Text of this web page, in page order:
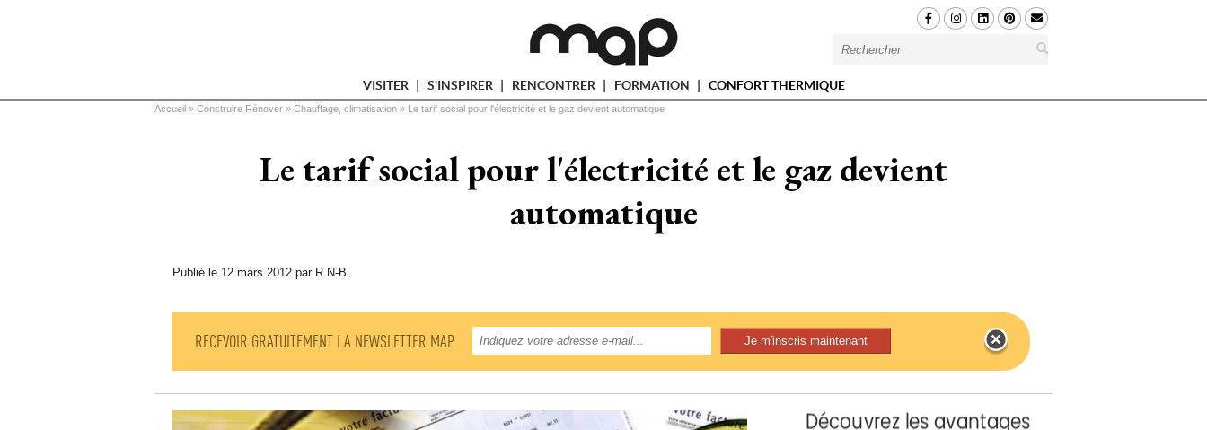
VISITER S'INSPIRER RENCONTRER FORMATION CONFORT THERMIQUE
Vous êtes ici
Accueil » Construire Rénover » Chauffage, climatisation » Le tarif social pour l'électricité et le gaz devient automatique
Le tarif social pour l'électricité et le gaz devient
automatique
Publié le 12 mars 2012 par R.N-B.
RECEVOIR GRATUITEMENT LA NEWSLETTER MAP